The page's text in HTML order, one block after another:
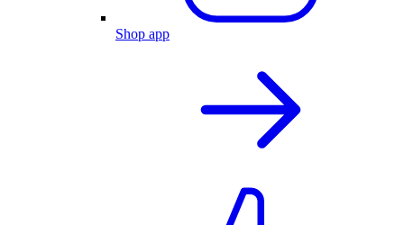
Shop app